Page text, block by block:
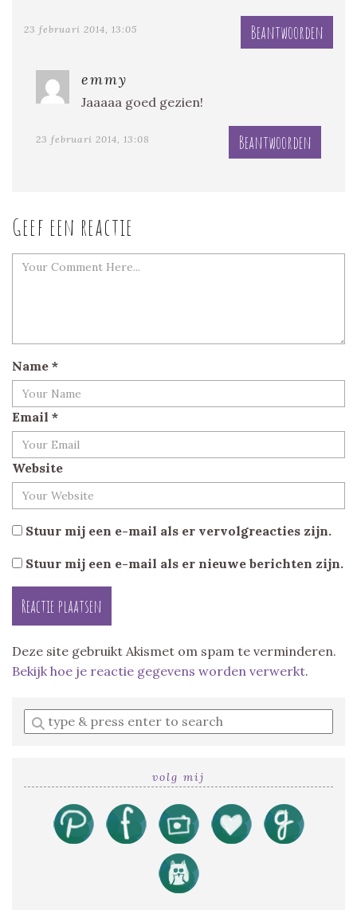
23 februari 2014, 13:05 Beantwoorden
emmy
Jaaaaa goed gezien!
23 februari 2014, 13:08 Beantwoorden
Geef een reactie
Name *
Email *
Website
Stuur mij een e-mail als er vervolgreacties zijn.
Stuur mij een e-mail als er nieuwe berichten zijn.
Deze site gebruikt Akismet om spam te verminderen.
Bekijk hoe je reactie gegevens worden verwerkt.
Enter
a
volg mij